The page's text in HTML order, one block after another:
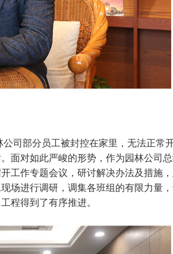
司部分员工被封控在家里，无法正常
面对如此严峻的形势，作为园林公司
工作专题会议，研讨解决办法及措施，
场进行调研，调集各班组的有限力量
程得到了有序推进。